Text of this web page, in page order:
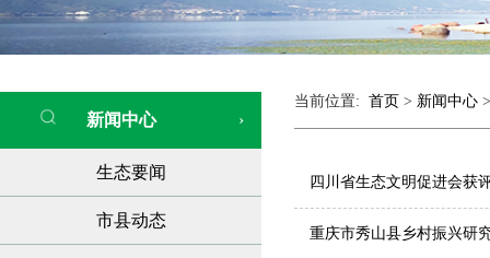
新闻中心 ›
生态要闻
市县动态
当前位置: 首页 > 新闻中心
四川省生态文明促进会获
重庆市秀山县乡村振兴研